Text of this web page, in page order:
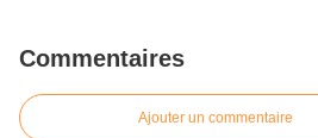
Commentaires
Ajouter un commentaire